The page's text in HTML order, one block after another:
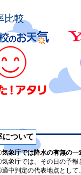
比較
について
気象庁では降水の有無の一
象庁では、その日の予報
中判定の代表地点として